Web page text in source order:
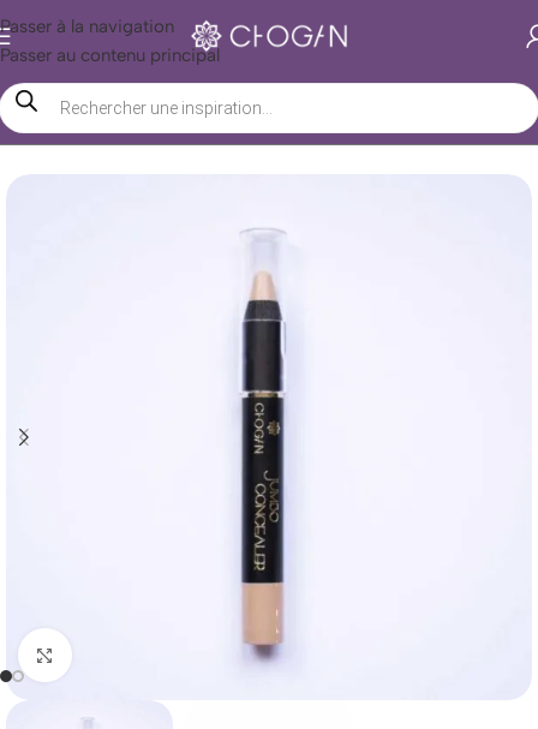
Passer à la navigation
Passer au contenu principal
Accueil/ Boutique Chogan/ Beauté/ Maquillage/ Visage